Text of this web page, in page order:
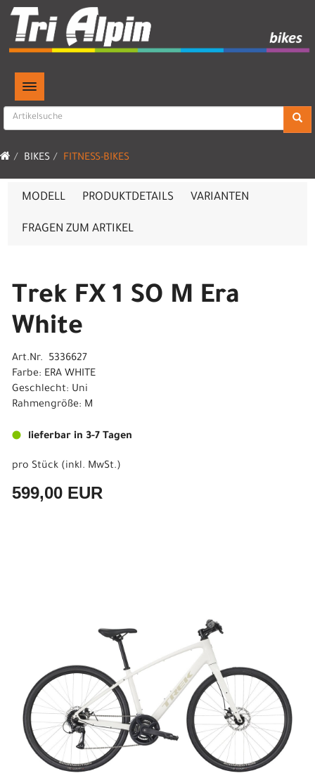
TOGGLE NAVIGATION
BIKES FITNESS-BIKES
MODELL PRODUKTDETAILS VARIANTEN
FRAGEN ZUM ARTIKEL
Trek FX 1 SO M Era
White
Art.Nr. 5336627
Farbe: ERA WHITE
Geschlecht: Uni
Rahmengröße: M
lieferbar in 3-7 Tagen
pro Stück (inkl. MwSt.)
599,00 EUR